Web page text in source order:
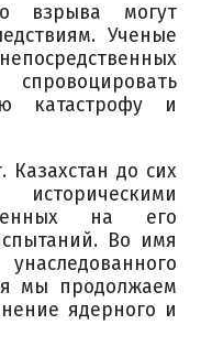
взрыва могут
Ученые
катастрофу и
Казахстан до сих
на его
Во имя
мы продолжаем
ядерного и